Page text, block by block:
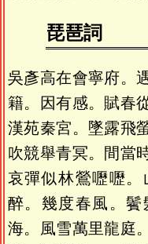
琵琶詞
吳彥高在會寧府。
籍。因有感。賦春
漢苑秦宮。墜露飛
吹競舉青冥。間當
哀彈似林鶯嚦嚦
醉。幾度春風。
海。風雪萬里龍庭